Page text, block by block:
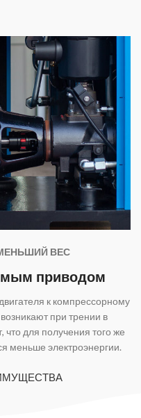
ВЕС
приводом
к компрессорному
при трении в
для получения того же
меньше электроэнергии.